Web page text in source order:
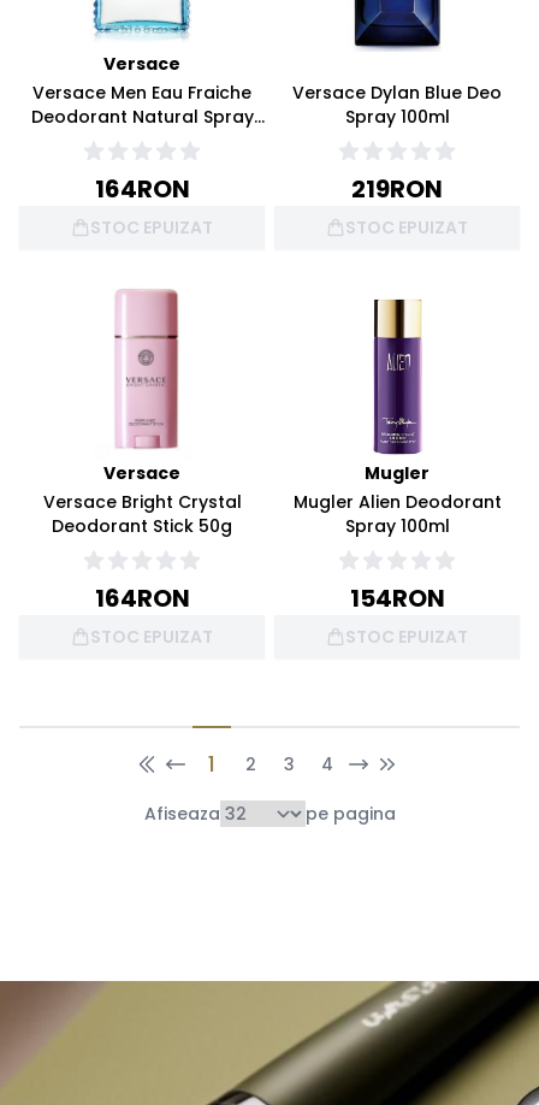
Versace
Versace Men Eau Fraiche
Deodorant Natural Spray
100ml
164RON
STOC EPUIZAT
Versace Dylan Blue Deo
Spray 100ml
219RON
STOC EPUIZAT
Versace
Versace Bright Crystal
Deodorant Stick 50g
164RON
STOC EPUIZAT
Mugler
Mugler Alien Deodorant
Spray 100ml
154RON
STOC EPUIZAT
1 2 3 4
Afiseaza pe pagina